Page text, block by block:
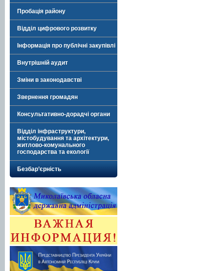
Пробація району
Відділ цифрового розвитку
Інформація про публічні закупівлі
Внутрішній аудит
Зміни в законодавстві
Звернення громадян
Консультативно-дорадчі органи
Відділ інфраструктури,
містобудування та архітектури,
житлово-комунального
господарства та екології
Безбар’єрність